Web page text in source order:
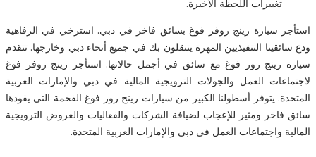
تغييرات اللحظة الأخيرة.
استأجر سيارة رينج روفر فوغ بسائق فاخر في دبي. استرخي في الرفاهية
ودع سائقينا التنفيذيين المهرة يتنقلون بك في جميع أنحاء دبي وخارجها. تتقدم
سيارة رينج رور فوغ مع سائق في أجمل حالاتها. استأجر رينج روفر فوغ
لاجتماعات العمل والجولات الترويجية المالية في دبي والإمارات العربية
المتحدة. يتوفر أسطولنا الكبير من سيارات رينج رور فوغ الفخمة التي يقودها
سائق فاخر ومثير للإعجاب لضيافة الشركات والفعاليات والعروض الترويجية
المالية واجتماعات العمل في دبي والإمارات العربية المتحدة.